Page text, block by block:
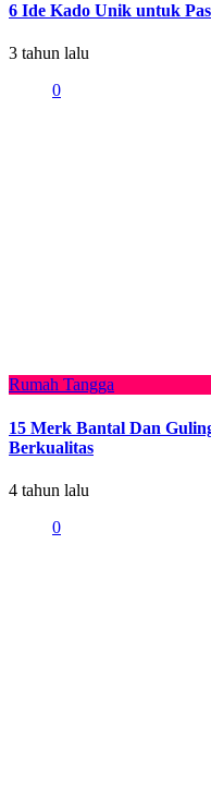
6 Ide Kado Unik untuk
3 tahun lalu
0
Rumah Tangga
15 Merk Bantal Dan
Berkualitas
4 tahun lalu
0